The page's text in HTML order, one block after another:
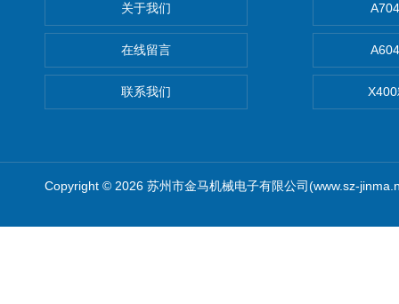
关于我们
在线留言
联系我们
Copyright © 2026 苏州市金马机械电子有限公司(www.sz-